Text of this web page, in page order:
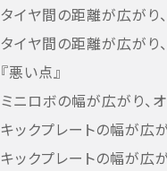
タイヤ間の距離が広がり
タイヤ間の距離が広がり
『悪い点』
ミニロボの幅が広がり、
キックプレートの幅が広
キックプレートの幅が広